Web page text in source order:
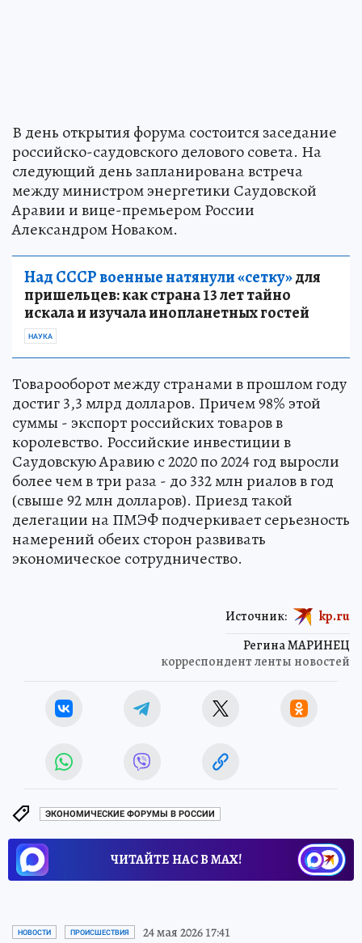
В день открытия форума состоится заседание
российско-саудовского делового совета. На
следующий день запланирована встреча
между министром энергетики Саудовской
Аравии и вице-премьером России
Александром Новаком.
Над СССР военные натянули «сетку»для
пришельцев: как страна 13 лет тайно
искала и изучала инопланетных гостей
НАУКА
Товарооборот между странами в прошлом году
достиг 3,3 млрд долларов. Причем 98% этой
суммы - экспорт российских товаров в
королевство. Российские инвестиции в
Саудовскую Аравию с 2020 по 2024 год выросли
более чем в три раза - до 332 млн риалов в год
(свыше 92 млн долларов). Приезд такой
делегации на ПМЭФ подчеркивает серьезность
намерений обеих сторон развивать
экономическое сотрудничество.
Регина МАРИНЕЦ
корреспондент ленты новостей
Источник: kp.ru
ЭКОНОМИЧЕСКИЕ ФОРУМЫ В РОССИИ
ЧИТАЙТЕ НАС В МАХ!
НОВОСТИ ПРОИСШЕСТВИЯ 24 мая 2026 17:41